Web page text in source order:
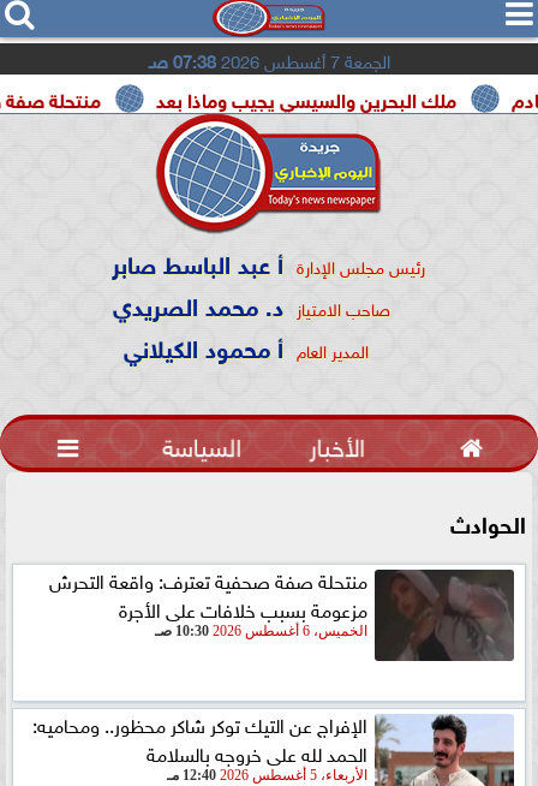
  
الجمعة 7 أغسطس 2026 07:38 صـ
منتحلة صفة صحفية ملك البحرين والسيسي يجيب وماذا بعد
رئيس مجلس الإدارة أ عبد الباسط صابر
صاحب الامتياز د. محمد الصريدي
المدير العام أ محمود الكيلاني
 الأخبار السياسة 
الحوادث
منتحلة صفة صحفية تعترف: واقعة التحرش
مزعومة بسبب خلافات على الأجرة
الخميس، 6 أغسطس 2026 10:30 صـ
الإفراج عن التيك توكر شاكر محظور.. ومحاميه:
الحمد لله على خروجه بالسلامة
الأربعاء، 5 أغسطس 2026 12:40 مـ